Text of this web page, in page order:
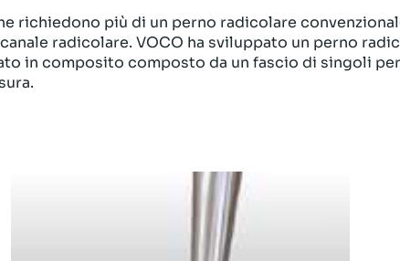
richiedono più di un perno radicolare
radicolare. VOCO ha sviluppato un perno
in composito composto da un fascio di singoli